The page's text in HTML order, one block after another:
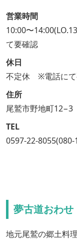
営業時間
10:00〜
て要確認
休日
不定休 ※電話にて
住所
尾鷲市野地町12−3
TEL
0597-22-
夢古道おわせ
地元尾鷲の郷土料